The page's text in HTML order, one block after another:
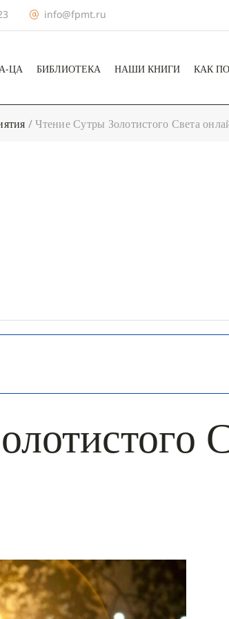
info@fpmt.ru
ЦА БИБЛИОТЕКА НАШИ КНИГИ КАК
/Чтение Сутры Золотистого Света